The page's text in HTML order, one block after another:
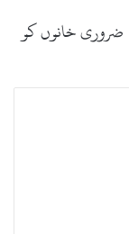
ضروری خانوں کو